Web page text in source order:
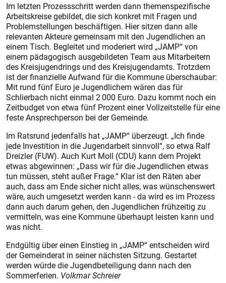
Im letzten Prozessschritt werden dann themenspezifische
Arbeitskreise gebildet, die sich konkret mit Fragen und
Problemstellungen beschäftigen. Hier sitzen dann alle
relevanten Akteure gemeinsam mit den Jugendlichen an
einem Tisch. Begleitet und moderiert wird „JAMP“ von
einem pädagogisch ausgebildeten Team aus Mitarbeitern
des Kreisjugendrings und des Kreisjugendamts. Trotzdem
ist der finanzielle Aufwand für die Kommune überschaubar:
Mit rund fünf Euro je Jugendlichem wären das für
Schlierbach nicht einmal 2 000 Euro. Dazu kommt noch ein
Zeitbudget von etwa fünf Prozent einer Vollzeitstelle für eine
feste Ansprechperson bei der Gemeinde.
Im Ratsrund jedenfalls hat „JAMP“ überzeugt. „Ich finde
jede Investition in die Jugendarbeit sinnvoll“, so etwa Ralf
Dreizler (FUW). Auch Kurt Moll (CDU) kann dem Projekt
etwas abgewinnen: „Dass wir für die Jugendlichen etwas
tun müssen, steht außer Frage.“ Klar ist den Räten aber
auch, dass am Ende sicher nicht alles, was wünschenswert
wäre, auch umgesetzt werden kann - da wird es im Prozess
dann auch darum gehen, den Jugendlichen frühzeitig zu
vermitteln, was eine Kommune überhaupt leisten kann und
was nicht.
Endgültig über einen Einstieg in „JAMP“ entscheiden wird
der Gemeinderat in seiner nächsten Sitzung. Gestartet
werden würde die Jugendbeteiligung dann nach den
Sommerferien. Volkmar Schreier